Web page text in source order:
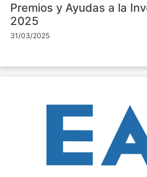
Premios y Ayudas a la
2025
31/03/2025